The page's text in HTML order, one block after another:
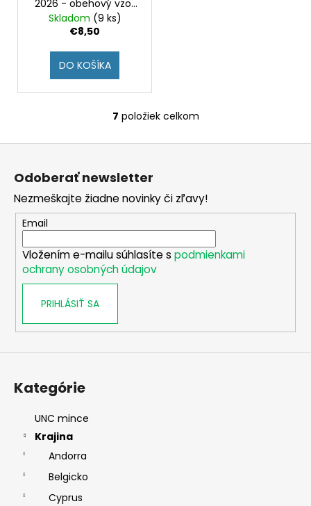
2026 - obehový vzor
2026 UNC
Skladom (9 ks)
€8,50
DO KOŠÍKA
O
v
a
c
i
e
p
r
v
ý
7 položiek celkom
Odoberať newsletter
Nezmeškajte žiadne novinky či zľavy!
Email
Vložením e-mailu súhlasíte s podmienkami
ochrany osobných údajov
PRIHLÁSIŤ SA
Kategórie
UNC mince
Krajina
Andorra
Belgicko
Cyprus